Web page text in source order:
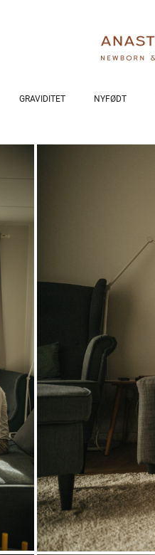
GRAVIDITET NYFØDT